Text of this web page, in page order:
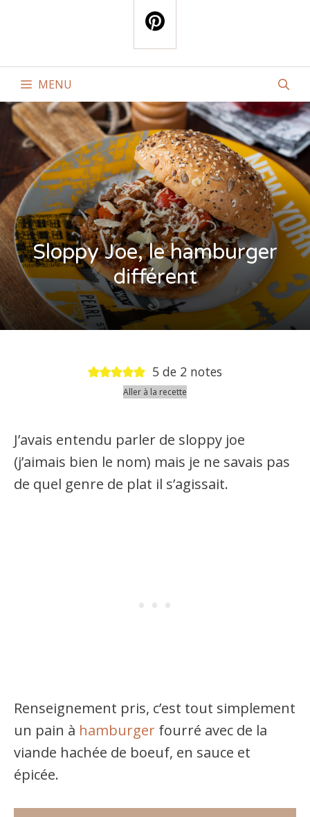
MENU
Sloppy Joe, le hamburger
différent
5 de 2 notes
Aller à la recette
J’avais entendu parler de sloppy joe
(j’aimais bien le nom) mais je ne savais pas
de quel genre de plat il s’agissait.
Renseignement pris, c’est tout simplement
un pain à hamburger fourré avec de la
viande hachée de boeuf, en sauce et
épicée.